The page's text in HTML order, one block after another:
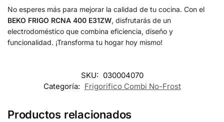
No esperes más para mejorar la calidad de tu cocina. Con el
BEKO FRIGO RCNA 400 E31ZW, disfrutarás de un
electrodoméstico que combina eficiencia, diseño y
funcionalidad. ¡Transforma tu hogar hoy mismo!
SKU: 030004070
Categoría: Frigorifico Combi No-Frost
Productos relacionados